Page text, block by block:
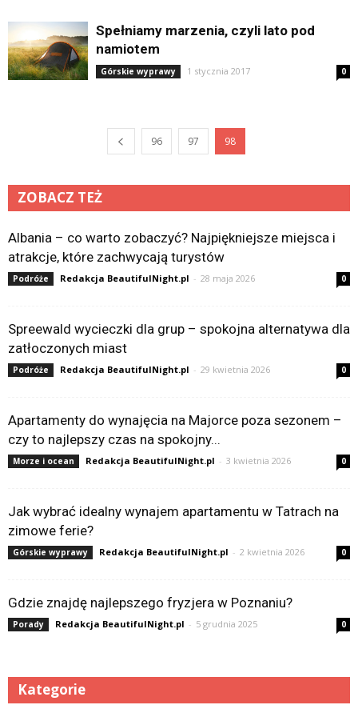
Spełniamy marzenia, czyli lato pod
namiotem
Górskie wyprawy 1 stycznia 2017 0
96 97 98
ZOBACZ TEŻ
Albania – co warto zobaczyć? Najpiękniejsze miejsca i
atrakcje, które zachwycają turystów
Podróże Redakcja BeautifulNight.pl - 28 maja 2026 0
Spreewald wycieczki dla grup – spokojna alternatywa dla
zatłoczonych miast
Podróże Redakcja BeautifulNight.pl - 29 kwietnia 2026 0
Apartamenty do wynajęcia na Majorce poza sezonem –
czy to najlepszy czas na spokojny...
Morze i ocean Redakcja BeautifulNight.pl - 3 kwietnia 2026 0
Jak wybrać idealny wynajem apartamentu w Tatrach na
zimowe ferie?
Górskie wyprawy Redakcja BeautifulNight.pl - 2 kwietnia 2026 0
Gdzie znajdę najlepszego fryzjera w Poznaniu?
Porady Redakcja BeautifulNight.pl - 5 grudnia 2025 0
Kategorie